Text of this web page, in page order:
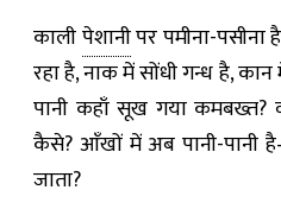
कालीपेशानीपर पमीना-
रहा है, नाक में सोंधी गन्ध है,
पानी कहाँ सूख गया
कैसे? आँखों में अब पानी-पानी
जाता?